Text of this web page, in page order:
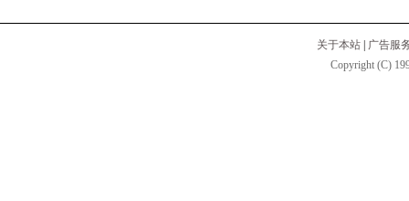
关于本站
广告服
Copyright (C)